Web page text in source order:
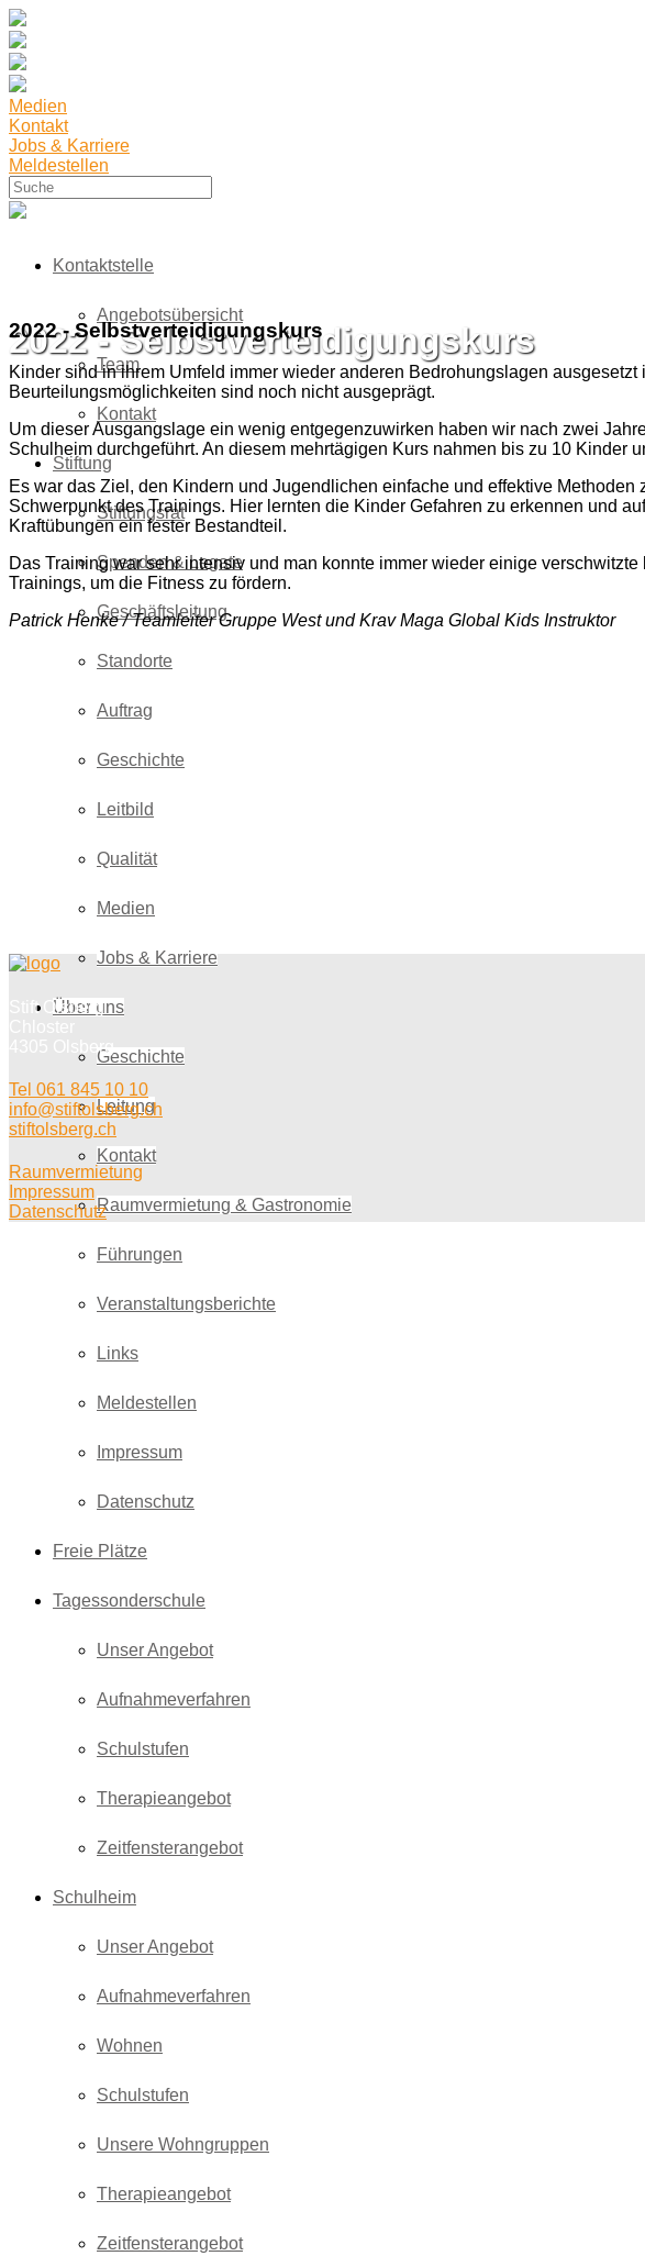
Medien
Kontakt
Jobs & Karriere
Meldestellen
Kontaktstelle
Angebotsübersicht
Team
Kontakt
Stiftung
Stiftungsrat
Spenden & Legate
Geschäftsleitung
Standorte
Auftrag
Geschichte
Leitbild
Qualität
Medien
Jobs & Karriere
Über uns
Geschichte
Leitung
Kontakt
Raumvermietung & Gastronomie
Führungen
Veranstaltungsberichte
Links
Meldestellen
Impressum
Datenschutz
Freie Plätze
Tagessonderschule
Unser Angebot
Aufnahmeverfahren
Schulstufen
Therapieangebot
Zeitfensterangebot
Schulheim
Unser Angebot
Aufnahmeverfahren
Wohnen
Schulstufen
Unsere Wohngruppen
Therapieangebot
Zeitfensterangebot
2022 - Selbstverteidigungskurs
2022 - Selbstverteidigungskurs
Kinder sind in ihrem Umfeld immer wieder anderen Bedrohungslagen
Beurteilungsmöglichkeiten sind noch nicht ausgeprägt.
Um dieser Ausgangslage ein wenig entgegenzuwirken haben wir nach zwei
Schulheim durchgeführt. An diesem mehrtägigen Kurs nahmen bis zu 10 Kinder
Es war das Ziel, den Kindern und Jugendlichen einfache und effektive
Schwerpunkt des Trainings. Hier lernten die Kinder Gefahren zu erkennen und
Kraftübungen ein fester Bestandteil.
Das Training war sehr intensiv und man konnte immer wieder einige
Trainings, um die Fitness zu fördern.
Patrick Henke / Teamleiter Gruppe West und Krav Maga Global Kids Instruktor
Stift Olsberg
4305 Olsberg
Tel 061 845 10 10
info@stiftolsberg.ch
stiftolsberg.ch
Raumvermietung
Impressum
Datenschutz